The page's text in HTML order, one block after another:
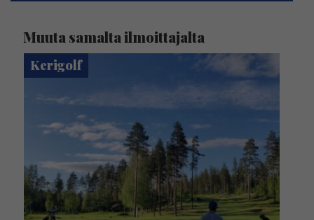
Muuta samalta ilmoittajalta
Kerigolf